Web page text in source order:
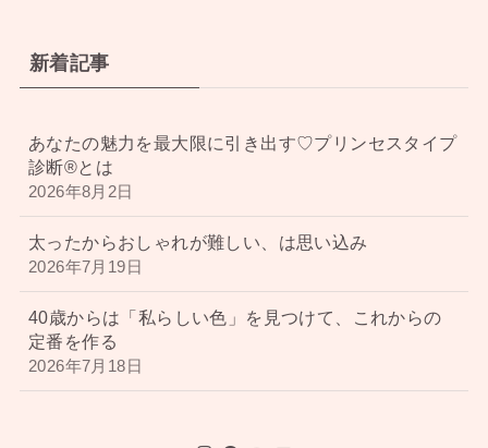
新着記事
あなたの魅力を最大限に引き出す♡プリンセスタイプ
診断®︎とは
2026年8月2日
太ったからおしゃれが難しい、は思い込み
2026年7月19日
40歳からは「私らしい色」を見つけて、これからの
定番を作る
2026年7月18日